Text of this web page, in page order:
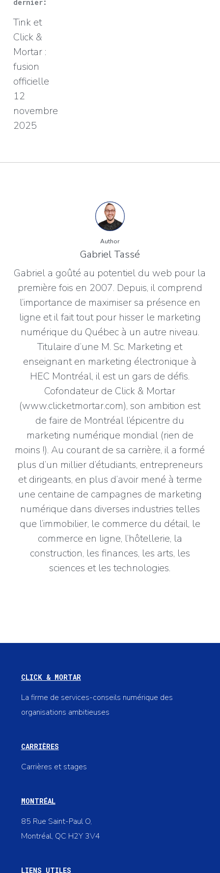
dernier:
Tink et
Click &
Mortar :
fusion
officielle
12
novembre
2025
Author
Gabriel Tassé
Gabriel a goûté au potentiel du web pour la
première fois en 2007. Depuis, il comprend
l’importance de maximiser sa présence en
ligne et il fait tout pour hisser le marketing
numérique du Québec à un autre niveau.
Titulaire d’une M. Sc. Marketing et
enseignant en marketing électronique à
HEC Montréal, il est un gars de défis.
Cofondateur de Click & Mortar
(www.clicketmortar.com), son ambition est
de faire de Montréal l’épicentre du
marketing numérique mondial (rien de
moins !). Au courant de sa carrière, il a formé
plus d’un millier d’étudiants, entrepreneurs
et dirigeants, en plus d’avoir mené à terme
une centaine de campagnes de marketing
numérique dans diverses industries telles
que l’immobilier, le commerce du détail, le
commerce en ligne, l’hôtellerie, la
construction, les finances, les arts, les
sciences et les technologies.
CLICK & MORTAR
La firme de services-conseils numérique des
organisations ambitieuses
CARRIÈRES
Carrières et stages
MONTRÉAL
85 Rue Saint-Paul O,
Montréal, QC H2Y 3V4
LIENS UTILES